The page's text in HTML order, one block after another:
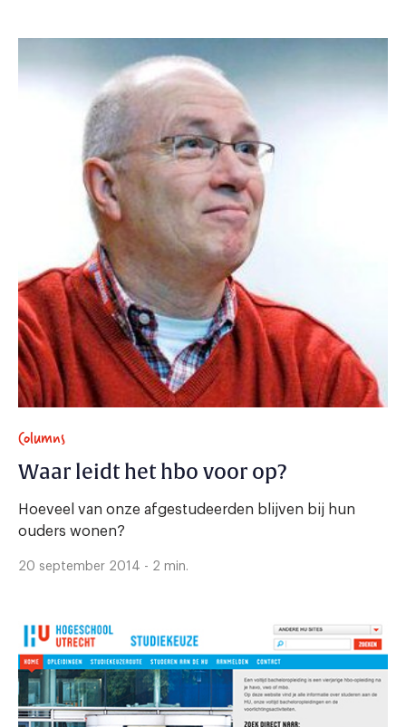
Columns
Waar leidt het hbo voor op?
Hoeveel van onze afgestudeerden blijven bij hun
ouders wonen?
20 september 2014 - 2 min.